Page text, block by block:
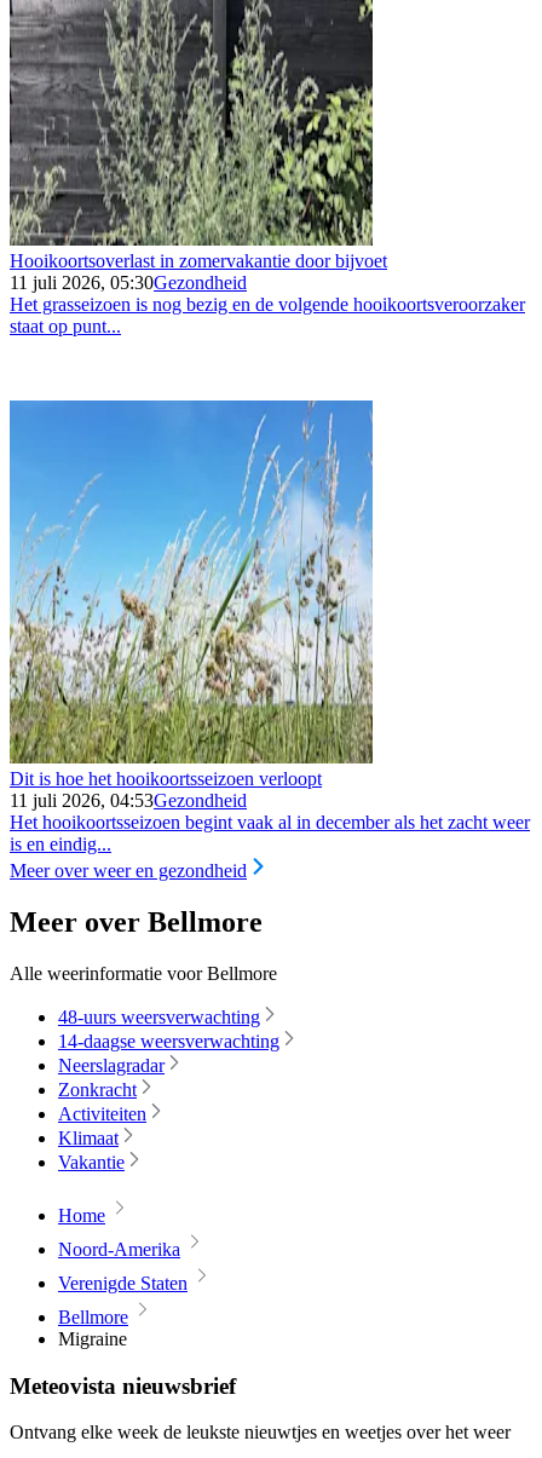
Hooikoortsoverlast in zomervakantie door bijvoet
11 juli 2026, 05:30Gezondheid
Het grasseizoen is nog bezig en de volgende hooikoortsveroorzaker
staat op punt...
Dit is hoe het hooikoortsseizoen verloopt
11 juli 2026, 04:53Gezondheid
Het hooikoortsseizoen begint vaak al in december als het zacht weer
is en eindig...
Meer over weer en gezondheid
Meer over Bellmore
Alle weerinformatie voor Bellmore
48-uurs weersverwachting
14-daagse weersverwachting
Neerslagradar
Zonkracht
Activiteiten
Klimaat
Vakantie
Home
Noord-Amerika
Verenigde Staten
Bellmore
Migraine
Meteovista nieuwsbrief
Ontvang elke week de leukste nieuwtjes en weetjes over het weer